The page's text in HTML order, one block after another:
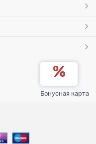
Бонусная карта